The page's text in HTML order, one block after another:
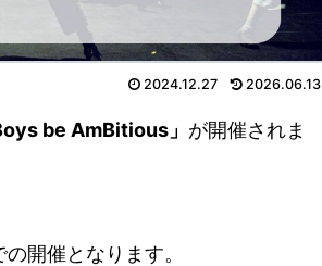
2024.12.27 2026.06.13
be AmBitious」 が開催されま
開催となります。